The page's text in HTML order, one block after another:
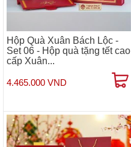
Hộp Quà Xuân Bách Lộc -
Set 06 - Hộp quà tặng tết cao
cấp Xuân...
4.465.000 VND